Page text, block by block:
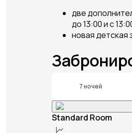
две
до 13:00 и с
новая детская
7 ночей
Standard Room